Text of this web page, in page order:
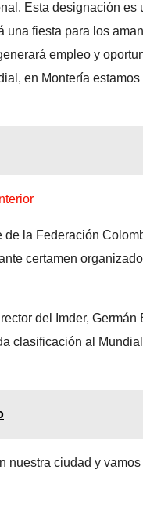
Esta designación es
fiesta para los
empleo y
en Montería
la Federación
certamen
del Imder, Germán
clasificación al
nuestra ciudad y